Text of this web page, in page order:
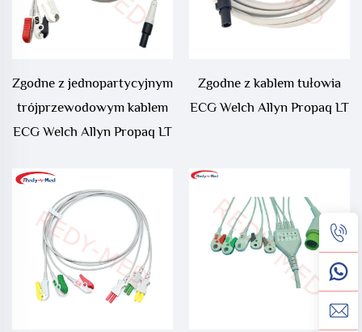
Zgodne z jednopartycyjnym
trójprzewodowym kablem
ECG Welch Allyn Propaq LT
Zgodne z kablem tułowia
ECG Welch Allyn Propaq LT